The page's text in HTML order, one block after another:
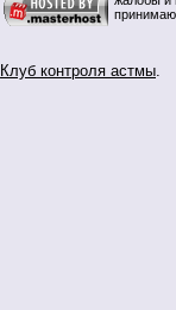
Клуб контроля астмы.